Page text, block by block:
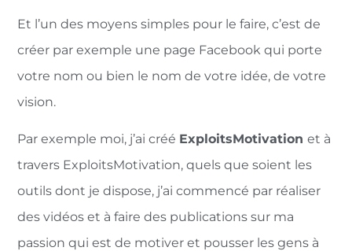
Et l’un des moyens simples pour le faire, c’est de
créer par exemple une page Facebook qui porte
votre nom ou bien le nom de votre idée, de votre
vision.
Par exemple moi, j’ai créé ExploitsMotivationet à
travers ExploitsMotivation, quels que soient les
outils dont je dispose, j’ai commencé par réaliser
des vidéos et à faire des publications sur ma
passion qui est de motiver et pousser les gens à